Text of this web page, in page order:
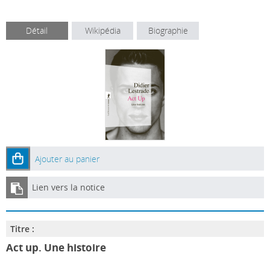
Détail Wikipédia Biographie
Ajouter au panier
Lien vers la notice
Titre :
Act up. Une histoire